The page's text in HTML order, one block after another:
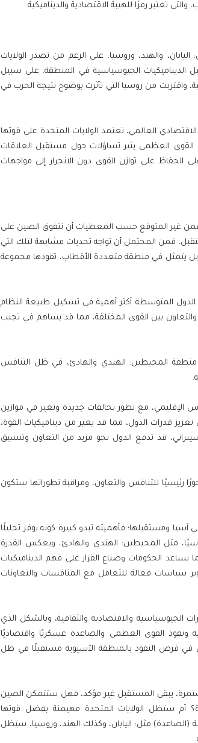
تعتبر رمزًا للهيبة الاقتصادية والديناميكية.
والهند، وروسيا. على الرغم من تصدر الولايات
الجيوسياسية في المنطقة. على سبيل
واقتربت من روسيا التي تأثرت بوضوح نتيجة الحرب في
العالمي، تعتمد الولايات المتحدة على قوتها
القوى العظمى يثير تساؤلات حول مستقبل العلاقات
على توازن القوى دون الانجرار إلى مواجهات
فمن غير المتوقع حسب المعطيات أن تتفوق الصين على
فمن المحتمل أن تواجه تحديات مشابهة لتلك التي
يتمثل في منطقة متعددة الأقطاب، تقودها مجموعة
الدول المتوسطة أكثر أهمية في تشكيل طبيعة النظام
بين القوى المختلفة، مما قد يساهم في تجنب
منطقة المحيطين: الهندي والهادئ، في ظل التنافس
مع تطور تحالفات جديدة وتغير في موازين
تعزيز قدرات الدول، مما قد يغير من ديناميكيات القوة،
قد تدفع الدول نحو مزيد من التعاون وتنسيق
للتنافس والتعاون، ومراقبة تطوراتها ستكون
ومستقبلها؛ فأهميته تبدو كبيرة كونه يوفر تحليلًا
مثل المحيطين: الهندي والهادئ، ويعكس القدرة
يساعد الحكومات وصناع القرار على فهم الديناميكيات
سياسات فعالة للتعامل مع المنافسات والتعاونات
والاقتصادية والثقافية، وبالشكل الذي
ونفوذ القوى العظمى والصاعدة عسكريًا واقتصاديًا
في فرض النفوذ بالمنطقة الآسيوية مستقبلًا في ظل
يبقى المستقبل غير مؤكد، فهل ستتمكن الصين
أم ستظل الولايات المتحدة مهيمنة بفضل قوتها
(الصاعدة) مثل: اليابان، وكذلك الهند، وروسيا، سيظل